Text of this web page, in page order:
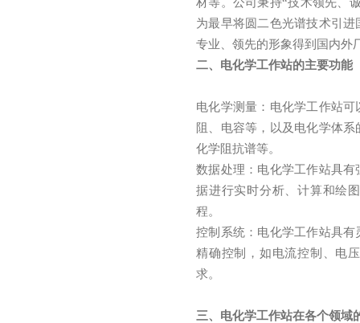
为最早将圆二色光谱技术引
专业、领先的形象得到国内外
二、电化学工作站的主要功能
电化学测量：电化学工作站
阻、电容等，以及电化学体
化学阻抗谱等。
数据处理：电化学工作站具
据进行实时分析、计算和绘
程。
控制系统：电化学工作站具
精确控制，如电流控制、电
求。
三、电化学工作站在各个领域